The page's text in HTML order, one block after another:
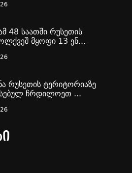
48 საათში რუსეთის
მყოფი 13 ენ...
რუსეთის ტერიტორიაზე
ჩრდილოეთ ...